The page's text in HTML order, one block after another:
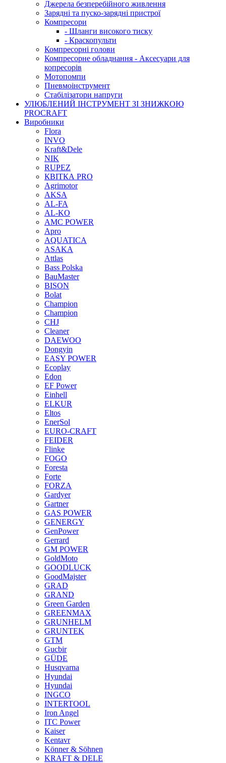
Джерела безперебійного живлення
Зарядні та пуско-зарядні пристрої
Компресори
- Шланги високого тиску
- Краскопульти
Компресорні голови
Компресорне обладнання - Аксесуари для
копресорів
Мотопомпи
Пневмоінструмент
Стабілізатори напруги
УЛЮБЛЕНИЙ ІНСТРУМЕНТ ЗІ ЗНИЖКОЮ
PROCRAFT
Виробники
Flora
INVO
Kraft&Dele
NIK
RUPEZ
КВІТКА PRO
Agrimotor
AKSA
AL-FA
AL-KO
AMC POWER
Apro
AQUATICA
ASAKA
Attlas
Bass Polska
BauMaster
BISON
Bolat
Champion
Champion
CHJ
Cleaner
DAEWOO
Dongyin
EASY POWER
Ecoplay
Edon
EF Power
Einhell
ELKUR
Eltos
EnerSol
EURO-CRAFT
FEIDER
Flinke
FOGO
Foresta
Forte
FORZA
Gardyer
Gartner
GAS POWER
GENERGY
GenPower
Gerrard
GM POWER
GoldMoto
GOODLUCK
GoodMajster
GRAD
GRAND
Green Garden
GREENMAX
GRUNHELM
GRUNTEK
GTM
Gucbir
GÜDE
Husqvarna
Hyundai
Hyundai
INGCO
INTERTOOL
Iron Angel
ITC Power
Kaiser
Kentavr
Könner & Söhnen
KRAFT & DELE